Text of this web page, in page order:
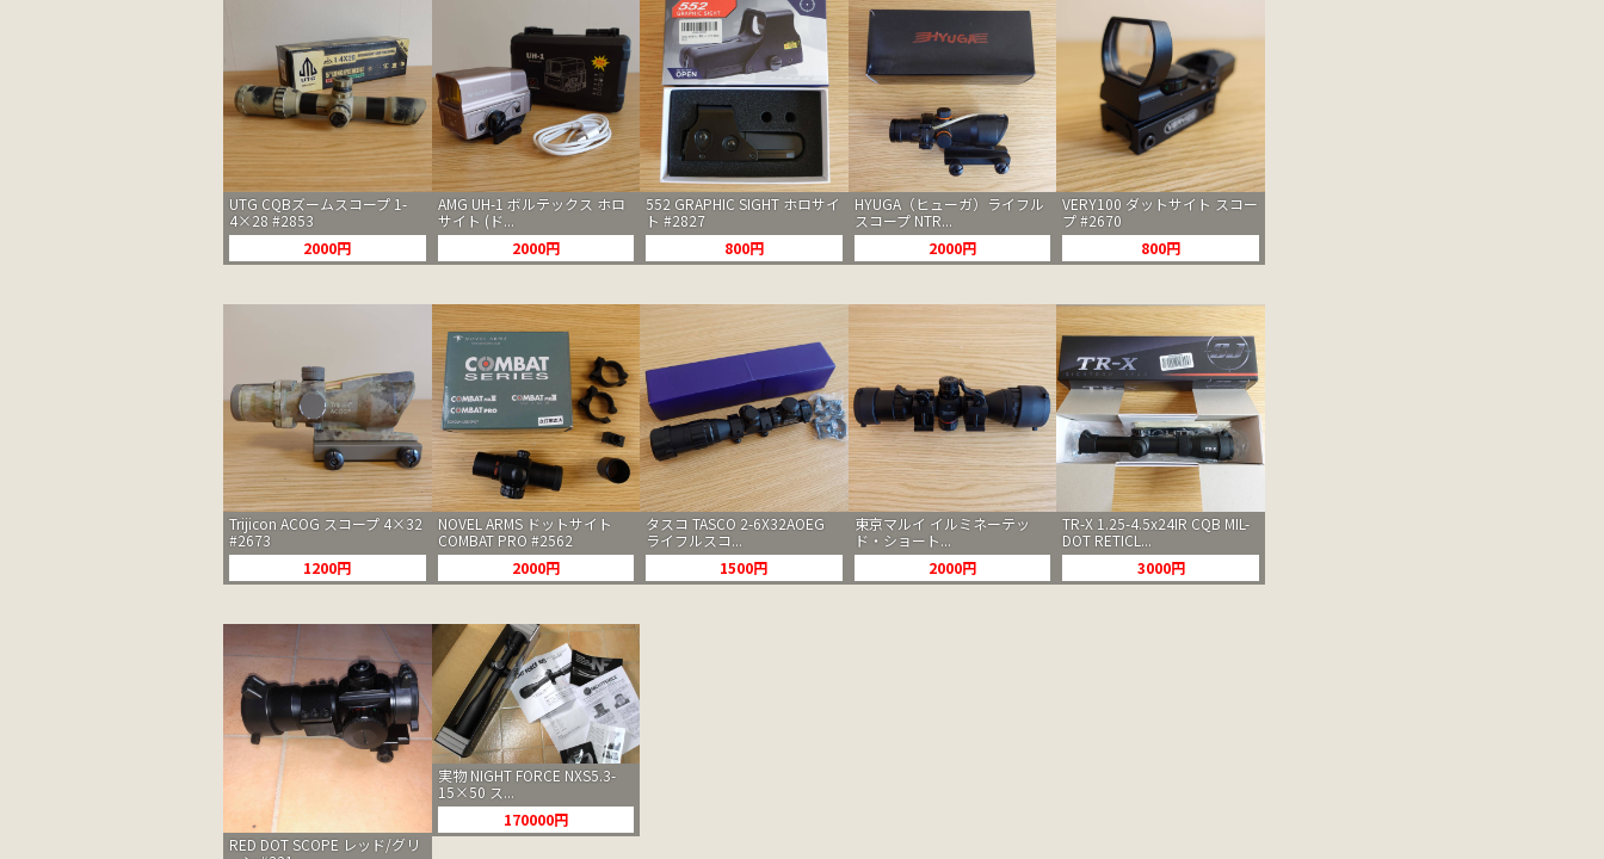
UTG CQBズームスコープ 1-
4×28 #2853
2000円
AMG UH-1 ボルテックス ホロ
サイト (ド...
2000円
552 GRAPHIC SIGHT ホロサイ
ト #2827
800円
HYUGA（ヒューガ）ライフル
スコープ NTR...
2000円
VERY100 ダットサイト スコー
プ #2670
800円
Trijicon ACOG スコープ 4×32
#2673
1200円
NOVEL ARMS ドットサイト
COMBAT PRO #2562
2000円
タスコ TASCO 2-6X32AOEG
ライフルスコ...
1500円
東京マルイ イルミネーテッ
ド・ショート...
2000円
TR-X 1.25-4.5x24IR CQB MIL-
DOT RETICL...
3000円
RED DOT SCOPE レッド/グリ
実物 NIGHT FORCE NXS5.3-
15×50 ス...
170000円